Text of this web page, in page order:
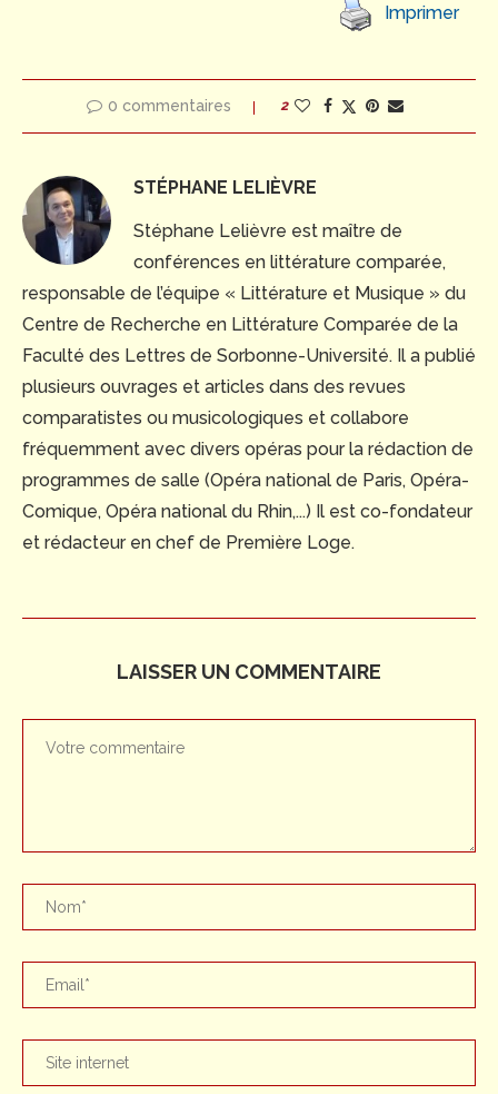
Imprimer
0 commentaires 2
STÉPHANE LELIÈVRE
Stéphane Lelièvre est maître de
conférences en littérature comparée,
responsable de l’équipe « Littérature et Musique » du
Centre de Recherche en Littérature Comparée de la
Faculté des Lettres de Sorbonne-Université. Il a publié
plusieurs ouvrages et articles dans des revues
comparatistes ou musicologiques et collabore
fréquemment avec divers opéras pour la rédaction de
programmes de salle (Opéra national de Paris, Opéra-
Comique, Opéra national du Rhin,...) Il est co-fondateur
et rédacteur en chef de Première Loge.
LAISSER UN COMMENTAIRE